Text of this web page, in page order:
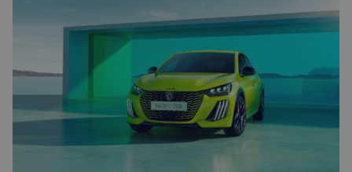
bezpečnostní experti upozorňují na mnohem
méně nápadné riziko. Podle některých
odborníků by už během příštích dvou let mohly
pokročilé systémy AI výrazně usnadnit
kybernetické útoky […]